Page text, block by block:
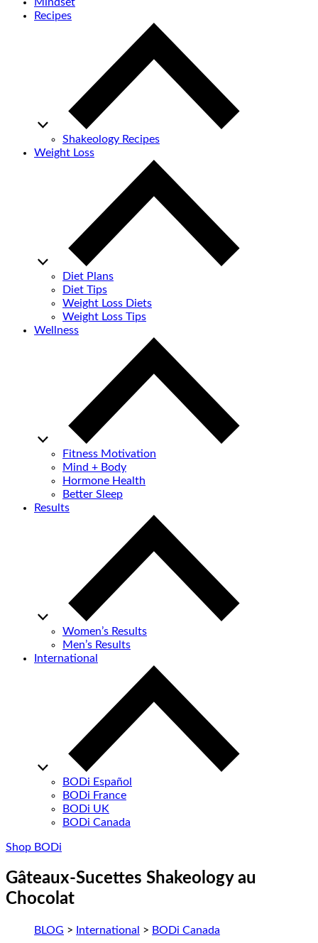
Mindset
Recipes
Shakeology Recipes
Weight Loss
Diet Plans
Diet Tips
Weight Loss Diets
Weight Loss Tips
Wellness
Fitness Motivation
Mind + Body
Hormone Health
Better Sleep
Results
Women’s Results
Men’s Results
International
BODi Español
BODi France
BODi UK
BODi Canada
Shop BODi
Gâteaux-Sucettes Shakeology au
Chocolat
BLOG > International > BODi Canada